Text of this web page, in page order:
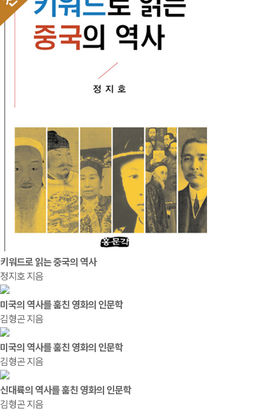
키워드로 읽는 중국의 역사
정지호 지음
미국의 역사를 훔친 영화의 인문학
김형곤 지음
미국의 역사를 훔친 영화의 인문학
김형곤 지음
신대륙의 역사를 훔친 영화의 인문학
김형곤 지음